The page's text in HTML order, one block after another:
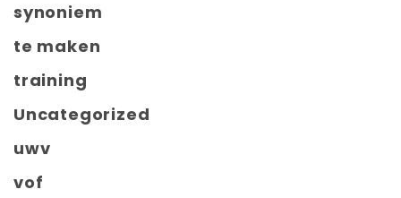
synoniem
te maken
training
Uncategorized
uwv
vof